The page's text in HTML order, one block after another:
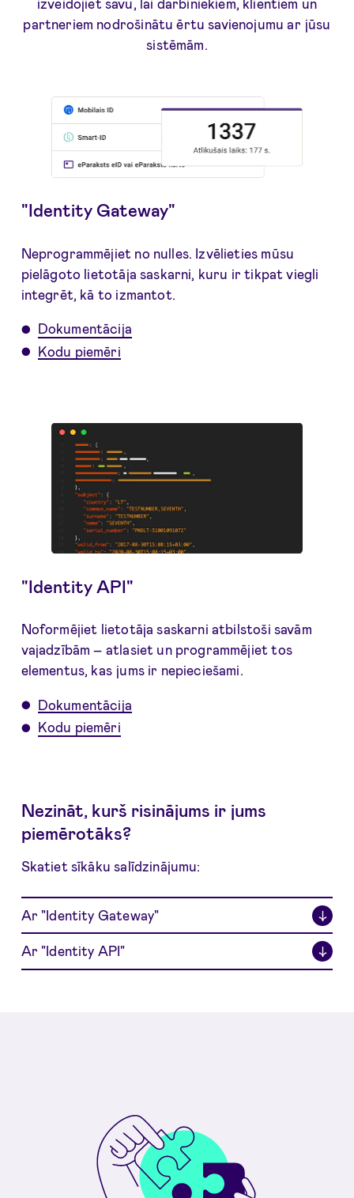
izveidojiet savu, lai darbiniekiem, klientiem un
partneriem nodrošinātu ērtu savienojumu ar jūsu
sistēmām.
"Identity Gateway"
Neprogrammējiet no nulles. Izvēlieties mūsu
pielāgoto lietotāja saskarni, kuru ir tikpat viegli
integrēt, kā to izmantot.
Dokumentācija
Kodu piemēri
"Identity API"
Noformējiet lietotāja saskarni atbilstoši savām
vajadzībām – atlasiet un programmējiet tos
elementus, kas jums ir nepieciešami.
Dokumentācija
Kodu piemēri
Nezināt, kurš risinājums ir jums
piemērotāks?
Skatiet sīkāku salīdzinājumu:
Ar "Identity Gateway" ↓
Ar "Identity API" ↓